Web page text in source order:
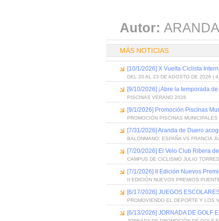
Autor:
MÁS NOTICIAS
[10/1/2026] X Vuelta Ciclista
DEL 20 AL 23 DE AGOSTO DE 2026 | 4
[9/10/2026] ¡Abre la temporada
PISCINAS VERANO 2026
[9/1/2026] Promoción Piscinas
PROMOCIÓN PISCINAS
[7/31/2026] Aranda de Duero
BALONMANO: ESPAÑA VS FRANCIA
[7/20/2026] El Velo Club Ribera
CAMPUS DE CICLISMO JULIO
[7/1/2026] II Edición Nuevos
II EDICIÓN NUEVOS PREMIOS
[6/17/2026] JUEGOS
PROMOVIENDO EL DEPORTE Y LOS
[6/13/2026] JORNADA DE GOLF